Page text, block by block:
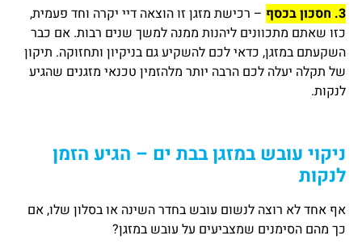
3. חסכון בכסף
– רכישת מזגן זו הוצאה דיי יקרה וחד פעמית,
כזו שאתם מתכוונים ליהנות ממנה למשך שנים רבות. אם כבר
השקעתם במזגן, כדאי לכם להשקיע גם בניקיון ותחזוקה. תיקון
של תקלה יעלה לכם הרבה יותר מלהזמין טכנאי מזגנים שהגיע
לנקות.
ניקוי עובש במזגן בבת ים – הגיע הזמן
לנקות
אף אחד לא רוצה לנשום עובש בחדר השינה או בסלון שלו, אם
כך מהם הסימנים שמצביעים על עובש במזגן?